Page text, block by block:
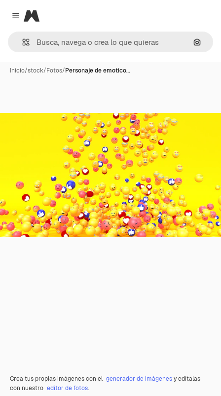
Close menu
Magnific
Inicio/stock/Fotos/Personaje de emotico…
Crea tus propias imágenes con el generador de imágenesy edítalas
con nuestro editor de fotos.